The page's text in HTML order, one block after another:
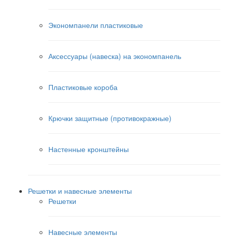
Экономпанели пластиковые
Аксессуары (навеска) на экономпанель
Пластиковые короба
Крючки защитные (противокражные)
Настенные кронштейны
Решетки и навесные элементы
Решетки
Навесные элементы